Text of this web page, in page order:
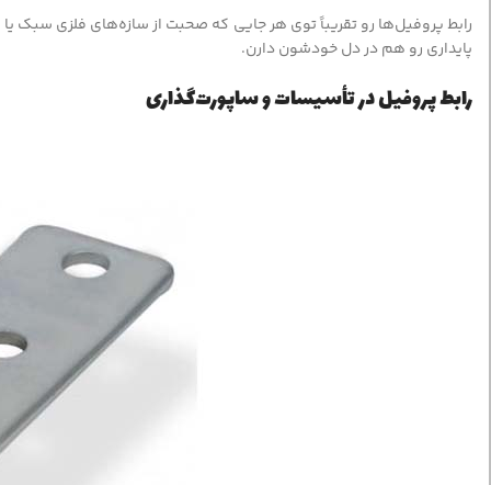
رابط پروفیل‌ها رو تقریباً توی هر جایی که صحبت از سازه‌های فلزی
پایداری رو هم در دل خودشون دارن.
رابط پروفیل در تأسیسات و ساپورت‌گذاری